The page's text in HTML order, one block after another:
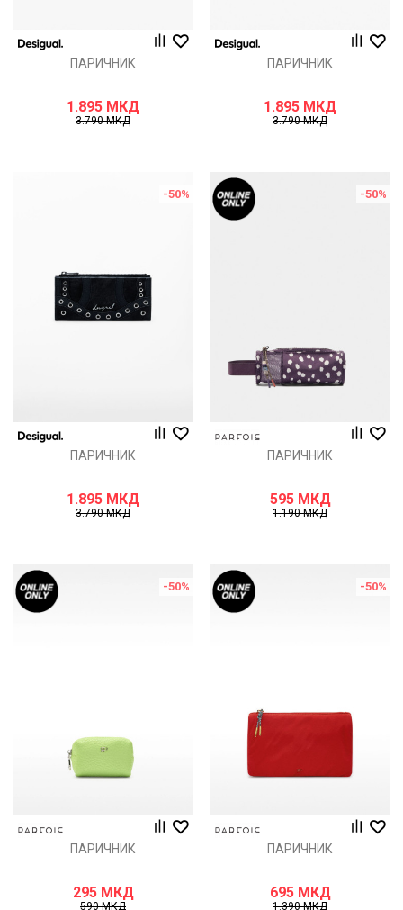
ПАРИЧНИК
1.895 МКД
3.790МКД
ПАРИЧНИК
1.895 МКД
3.790МКД
-50%
ПАРИЧНИК
1.895 МКД
3.790МКД
-50%
ПАРИЧНИК
595 МКД
1.190МКД
-50%
ПАРИЧНИК
295 МКД
590МКД
-50%
ПАРИЧНИК
695 МКД
1.390МКД